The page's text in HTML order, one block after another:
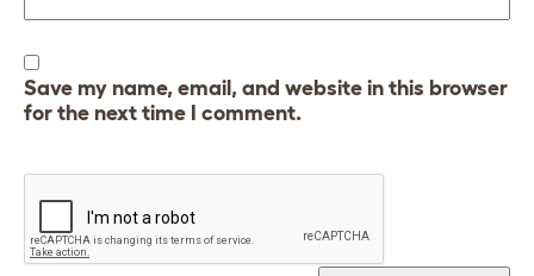
Save my name, email, and website in this browser
for the next time I comment.